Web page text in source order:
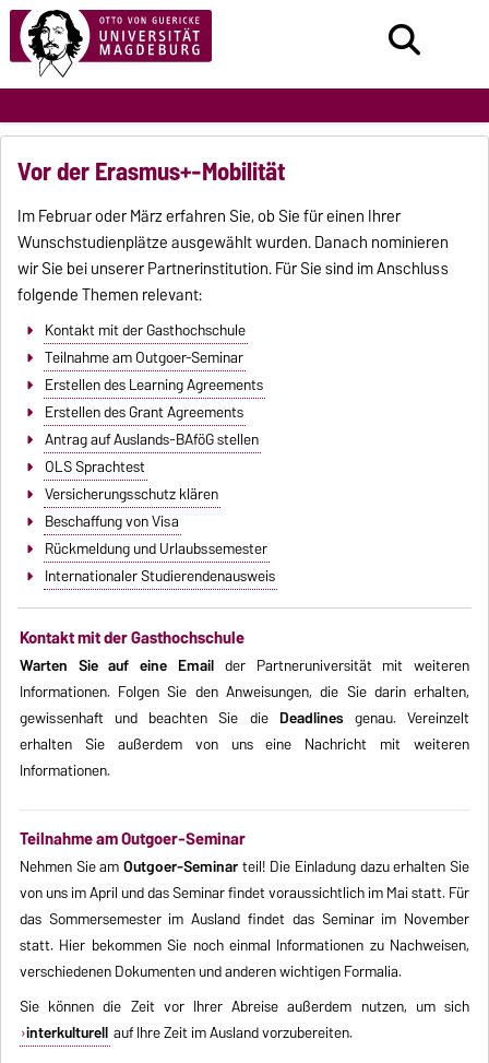
Vor der Erasmus+-Mobilität
Im Februar oder März erfahren Sie, ob Sie für einen Ihrer
Wunschstudienplätze ausgewählt wurden. Danach nominieren
wir Sie bei unserer Partnerinstitution. Für Sie sind im Anschluss
folgende Themen relevant:
Kontakt mit der Gasthochschule
Teilnahme am Outgoer-Seminar
Erstellen des Learning Agreements
Erstellen des Grant Agreements
Antrag auf Auslands-BAföG stellen
OLS Sprachtest
Versicherungsschutz klären
Beschaffung von Visa
Rückmeldung und Urlaubssemester
Internationaler Studierendenausweis
Kontakt mit der Gasthochschule
Warten Sie auf eine Email der Partneruniversität mit weiteren
Informationen. Folgen Sie den Anweisungen, die Sie darin erhalten,
gewissenhaft und beachten Sie die Deadlines genau. Vereinzelt
erhalten Sie außerdem von uns eine Nachricht mit weiteren
Informationen.
Teilnahme am Outgoer-Seminar
Nehmen Sie amOutgoer-Seminarteil! Die Einladung dazu erhalten Sie
von uns im April und das Seminar findet voraussichtlich im Mai statt. Für
das Sommersemester im Ausland findet das Seminar im November
statt. Hier bekommen Sie noch einmal Informationen zu Nachweisen,
verschiedenen Dokumenten und anderen wichtigen Formalia.
Sie können die Zeit vor Ihrer Abreise außerdem nutzen, um sich
interkulturell auf Ihre Zeit im Ausland vorzubereiten.